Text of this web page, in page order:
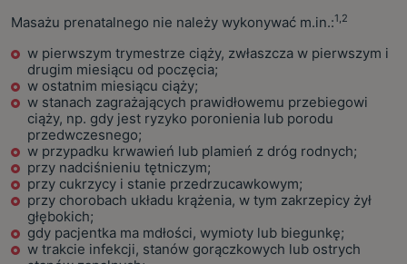
Masażu prenatalnego nie należy wykonywać m.in.:1,2
w pierwszym trymestrze ciąży, zwłaszcza w pierwszym i
drugim miesiącu od poczęcia;
w ostatnim miesiącu ciąży;
w stanach zagrażających prawidłowemu przebiegowi
ciąży, np. gdy jest ryzyko poronienia lub porodu
przedwczesnego;
w przypadku krwawień lub plamień z dróg rodnych;
przy nadciśnieniu tętniczym;
przy cukrzycy i stanie przedrzucawkowym;
przy chorobach układu krążenia, w tym zakrzepicy żył
głębokich;
gdy pacjentka ma mdłości, wymioty lub biegunkę;
w trakcie infekcji, stanów gorączkowych lub ostrych